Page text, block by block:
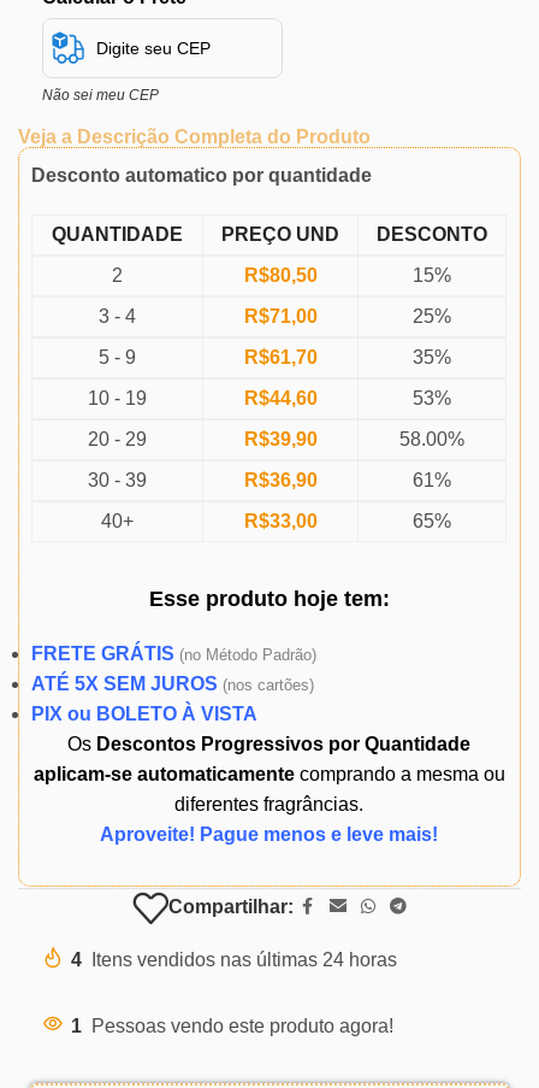
Não sei meu CEP
Veja a Descrição Completa do Produto
Desconto automatico por quantidade
QUANTIDADE PREÇO UND
DESCONTO
2
R$80,50
15%
3 - 4
R$71,00
25%
5 - 9
R$61,70
35%
10 - 19
R$44,60
53%
20 - 29
R$39,90
58.00%
30 - 39
R$36,90
61%
40+
R$33,00 65%
Esse produto hojetem:
FRETE GRÁTIS (no Método Padrão)
ATÉ 5X SEM JUROS (nos cartões)
PIX ou BOLETO À VISTA
Os Descontos Progressivos por Quantidade
aplicam-se automaticamentecomprando a mesma ou
diferentes fragrâncias.
Aproveite! Pague menos e leve mais!
Compartilhar:
4 Itens vendidos nas últimas 24 horas
1 Pessoas vendo este produto agora!